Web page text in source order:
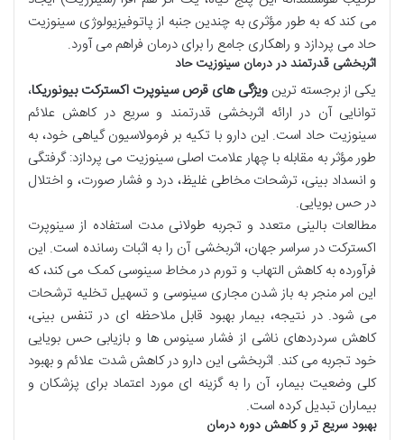
می کند که به طور مؤثری به چندین جنبه از پاتوفیزیولوژی سینوزیت
حاد می پردازد و راهکاری جامع را برای درمان فراهم می آورد.
اثربخشی قدرتمند در درمان سینوزیت حاد
یکی از برجسته ترین ویژگی های قرص سینوپرت اکسترکت بیونوریکا،
توانایی آن در ارائه اثربخشی قدرتمند و سریع در کاهش علائم
سینوزیت حاد است. این دارو با تکیه بر فرمولاسیون گیاهی خود، به
طور مؤثر به مقابله با چهار علامت اصلی سینوزیت می پردازد: گرفتگی
و انسداد بینی، ترشحات مخاطی غلیظ، درد و فشار صورت، و اختلال
در حس بویایی.
مطالعات بالینی متعدد و تجربه طولانی مدت استفاده از سینوپرت
اکسترکت در سراسر جهان، اثربخشی آن را به اثبات رسانده است. این
فرآورده به کاهش التهاب و تورم در مخاط سینوسی کمک می کند، که
این امر منجر به باز شدن مجاری سینوسی و تسهیل تخلیه ترشحات
می شود. در نتیجه، بیمار بهبود قابل ملاحظه ای در تنفس بینی،
کاهش سردردهای ناشی از فشار سینوس ها و بازیابی حس بویایی
خود تجربه می کند. اثربخشی این دارو در کاهش شدت علائم و بهبود
کلی وضعیت بیمار، آن را به گزینه ای مورد اعتماد برای پزشکان و
بیماران تبدیل کرده است.
بهبود سریع تر و کاهش دوره درمان